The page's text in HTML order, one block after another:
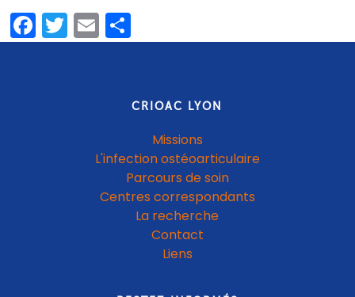
Facebook
Twitter
EmailShare
CRIOAC LYON
Missions
L'infection ostéoarticulaire
Parcours de soin
Centres correspondants
La recherche
Contact
Liens